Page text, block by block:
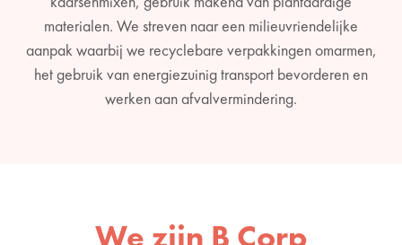
materialen. We streven naar een milieuvriendelijke
aanpak waarbij we recyclebare verpakkingen omarmen,
het gebruik van energiezuinig transport bevorderen en
werken aan afvalvermindering.